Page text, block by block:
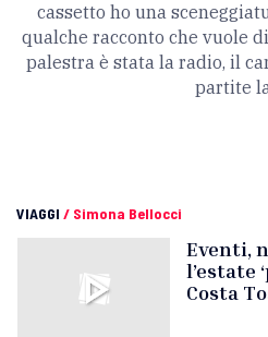
cassetto ho una
qualche racconto che vuole
palestra è stata la radio, il
partite
VIAGGI / Simona Bellocci
Eventi,
l’estate
Costa